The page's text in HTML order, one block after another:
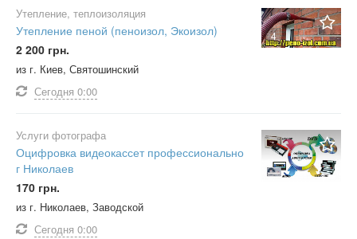
4
Утепление, теплоизоляция
Утепление пеной (пеноизол, Экоизол)
2 200 грн.
из г. Киев, Святошинский
Сегодня 0:00
Услуги фотографа
Оцифровка видеокассет профессионально
г Николаев
170 грн.
из г. Николаев, Заводской
Сегодня 0:00